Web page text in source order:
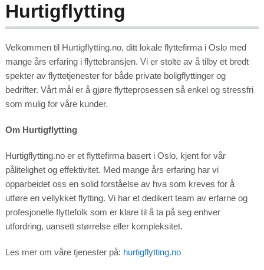
Hurtigflytting
Velkommen til Hurtigflytting.no, ditt lokale flyttefirma i Oslo med
mange års erfaring i flyttebransjen. Vi er stolte av å tilby et bredt
spekter av flyttetjenester for både private boligflyttinger og
bedrifter. Vårt mål er å gjøre flytteprosessen så enkel og stressfri
som mulig for våre kunder.
Om Hurtigflytting
Hurtigflytting.no er et flyttefirma basert i Oslo, kjent for vår
pålitelighet og effektivitet. Med mange års erfaring har vi
opparbeidet oss en solid forståelse av hva som kreves for å
utføre en vellykket flytting. Vi har et dedikert team av erfarne og
profesjonelle flyttefolk som er klare til å ta på seg enhver
utfordring, uansett størrelse eller kompleksitet.
Les mer om våre tjenester på: hurtigflytting.no